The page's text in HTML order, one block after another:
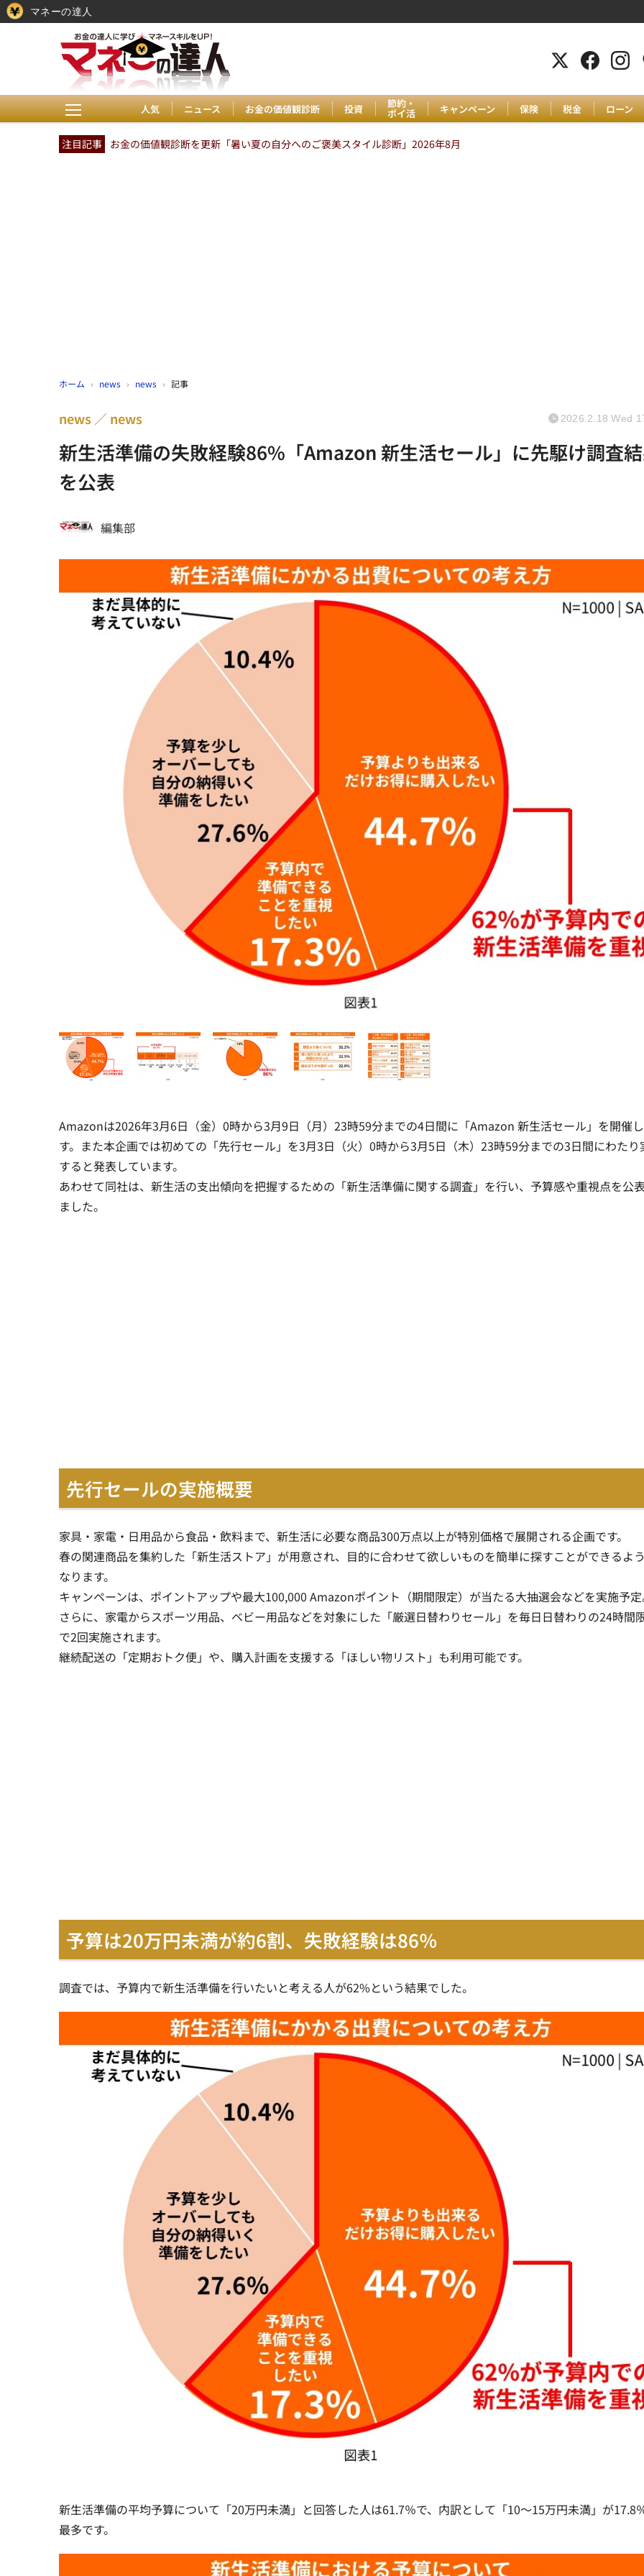
人気 ニュース お金の価値観診断 投資 節約・
ポイ活 キャンペーン 保険 税金 ローン
注目記事 お金の価値観診断を更新「暑い夏の自分へのご褒美スタイル診断」2026年8月
ホーム › news › news › 記事
新生活準備の失敗経験86%「Amazon 新生活セール」に先駆け調査
を公表
news news 2026.2.18 Wed
編集部
Amazonは2026年3月6日（金）0時から3月9日（月）23時59分までの4日間に「Amazon 新生活セール」を開催
す。また本企画では初めての「先行セール」を3月3日（火）0時から3月5日（木）23時59分までの3日間にわたり
すると発表しています。
あわせて同社は、新生活の支出傾向を把握するための「新生活準備に関する調査」を行い、予算感や重視点を公
ました。
先行セールの実施概要
家具・家電・日用品から食品・飲料まで、新生活に必要な商品300万点以上が特別価格で展開される企画です。
春の関連商品を集約した「新生活ストア」が用意され、目的に合わせて欲しいものを簡単に探すことができるよ
なります。
キャンペーンは、ポイントアップや最大100,000 Amazonポイント（期間限定）が当たる大抽選会などを実施予
さらに、家電からスポーツ用品、ベビー用品などを対象にした「厳選日替わりセール」を毎日日替わりの24時間
で2回実施されます。
継続配送の「定期おトク便」や、購入計画を支援する「ほしい物リスト」も利用可能です。
予算は20万円未満が約6割、失敗経験は86％
調査では、予算内で新生活準備を行いたいと考える人が62%という結果でした。
新生活準備の平均予算について「20万円未満」と回答した人は61.7％で、内訳として「10～15万円未満」が17.8
最多です。
マネーの達人